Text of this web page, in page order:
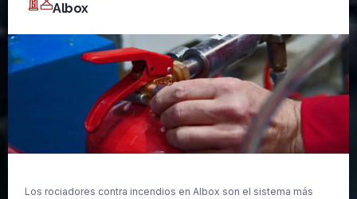
Albox
Los rociadores contra incendios en Albox son el sistema más